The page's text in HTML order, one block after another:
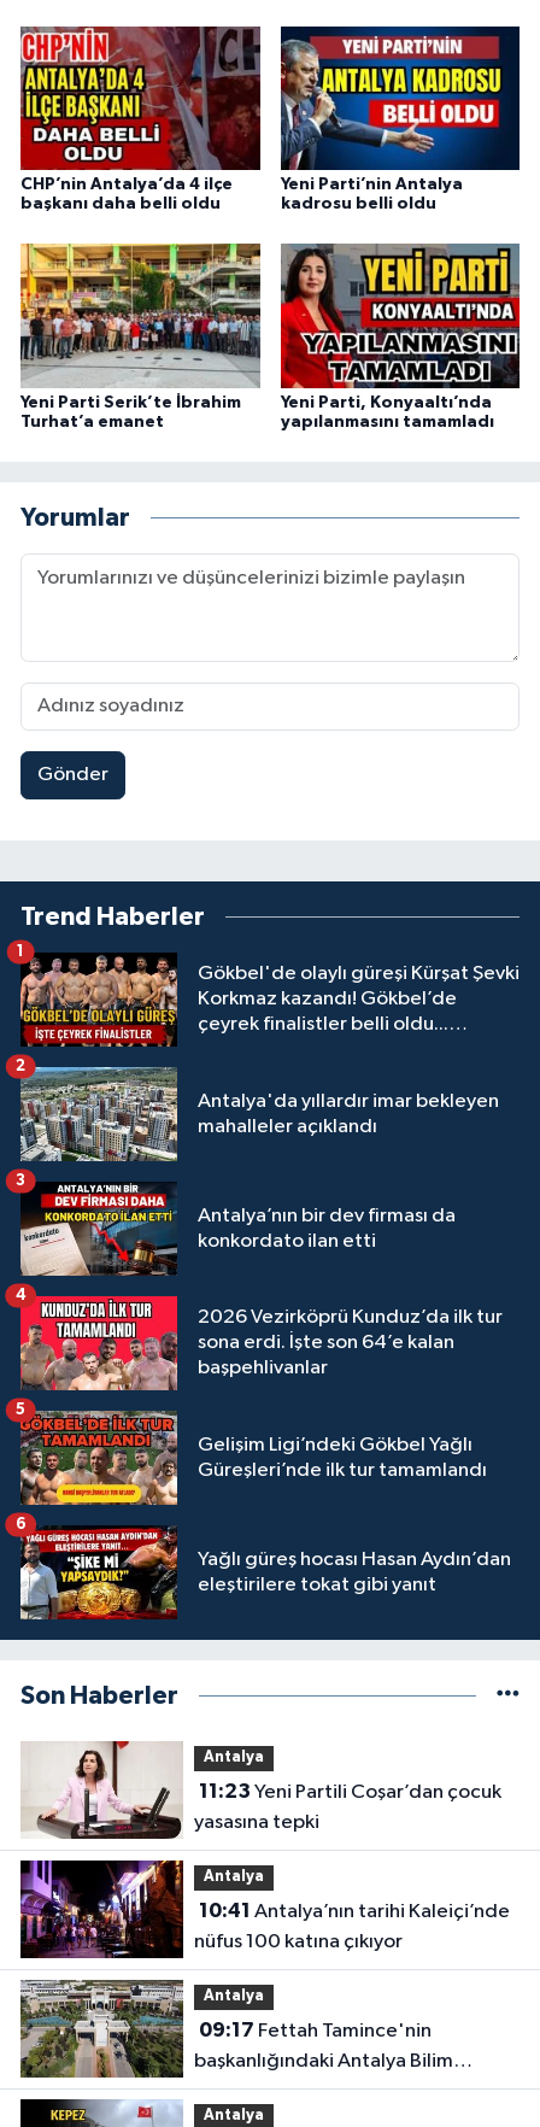
CHP’nin Antalya’da 4 ilçe
başkanı daha belli oldu
Yeni Parti’nin Antalya
kadrosu belli oldu
Yeni Parti Serik’te İbrahim
Turhat’a emanet
Yeni Parti, Konyaaltı’nda
yapılanmasını tamamladı
Yorumlar
Gönder
Trend Haberler
Gökbel'de olaylı güreşi Kürşat Şevki
Korkmaz kazandı! Gökbel’de
çeyrek finalistler belli oldu...
1
Antalya'da yıllardır imar bekleyen
mahalleler açıklandı
2
Antalya’nın bir dev firması da
konkordato ilan etti
3
2026 Vezirköprü Kunduz’da ilk tur
sona erdi. İşte son 64’e kalan
başpehlivanlar
4
Gelişim Ligi’ndeki Gökbel Yağlı
Güreşleri’nde ilk tur tamamlandı
5
Yağlı güreş hocası Hasan Aydın’dan
eleştirilere tokat gibi yanıt
6
Son Haberler
Antalya
11:23
yasasına tepki
Antalya
10:41
nüfus 100 katına çıkıyor
Antalya
09:17
başkanlığındaki Antalya Bilim
Üniversitesi'nde düzen değişti
Antalya